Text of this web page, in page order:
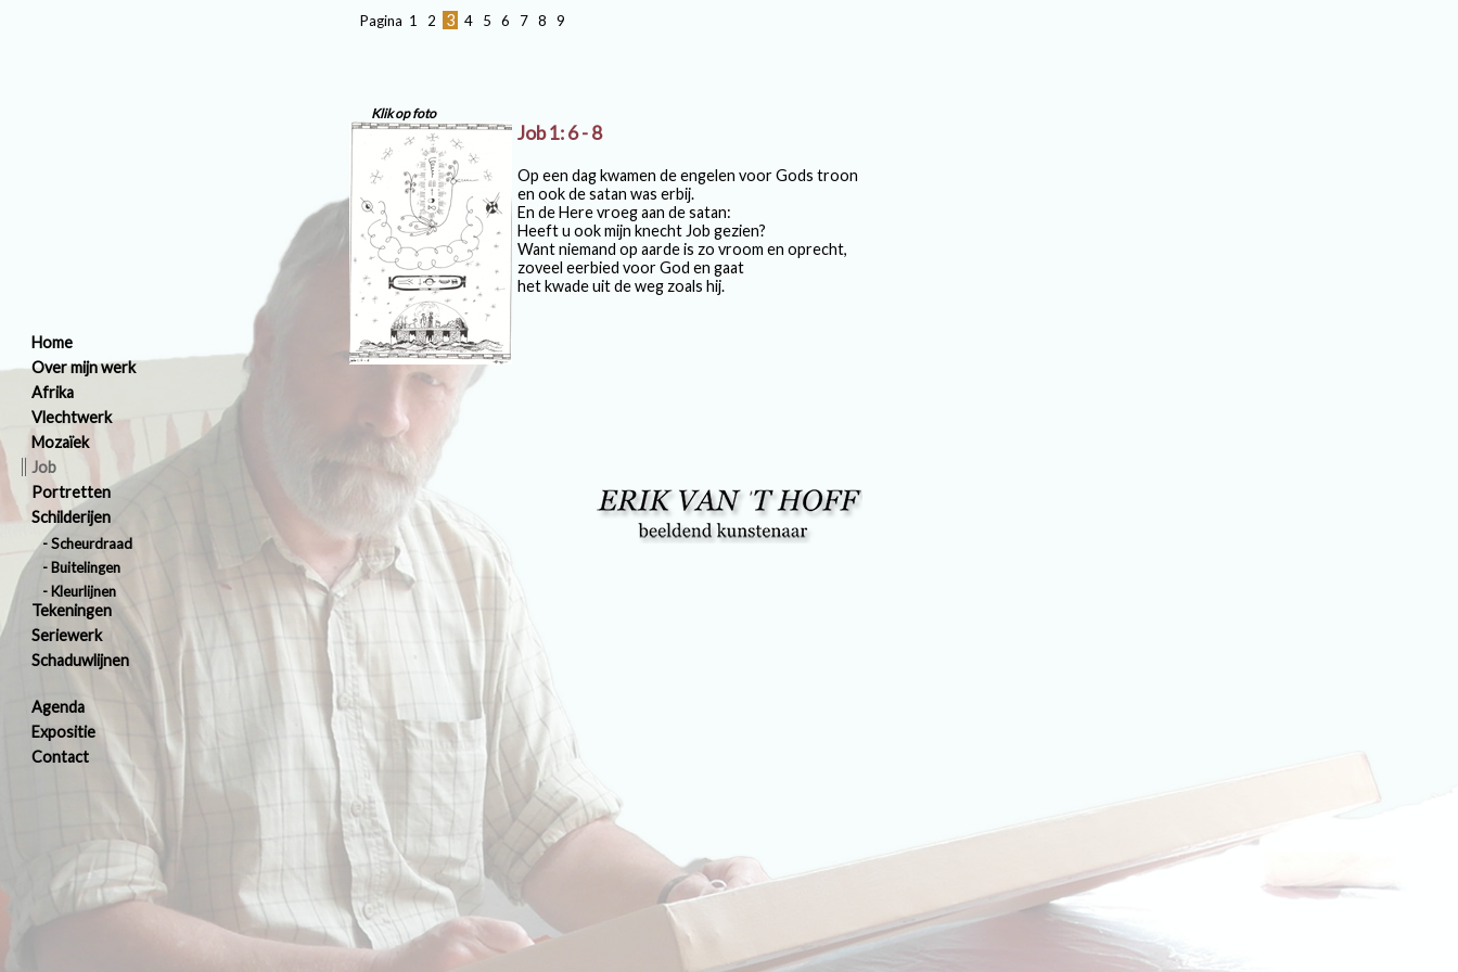
Home
Over mijn werk
Afrika
Vlechtwerk
Mozaïek
Job
Portretten
Schilderijen
Scheurdraad
Buitelingen
Kleurlijnen
Tekeningen
Seriewerk
Schaduwlijnen
Agenda
Expositie
Contact
Pagina 1 2 3 4 5 6 7 8 9
Klik op foto
Job 1: 6 - 8
Op een dag kwamen de engelen voor Gods troon
en ook de satan was erbij.
En de Here vroeg aan de satan:
Heeft u ook mijn knecht Job gezien?
Want niemand op aarde is zo vroom en oprecht,
zoveel eerbied voor God en gaat
het kwade uit de weg zoals hij.